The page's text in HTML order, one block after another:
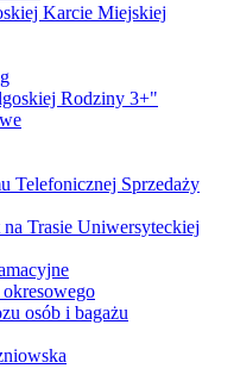
Karcie Miejskiej
Rodziny 3+"
Telefonicznej Sprzedaży
Trasie Uniwersyteckiej
osób i bagażu